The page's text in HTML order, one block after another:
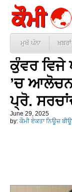
ਮੁਖੱ ਪੰਨਾ ਖ਼ਬਰਾਂ
ਕੁੰਵਰ ਵਿਜੇ
’ਚ
ਪ੍ਰੋ.
June 29, 2025
by: ਕੌਮੀ ਏਕਤਾ ਨਿਊਜ਼